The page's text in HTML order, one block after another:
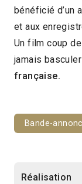
bénéficié d’un
et aux
Un film coup
jamais
française.
Bande-
Réalisation